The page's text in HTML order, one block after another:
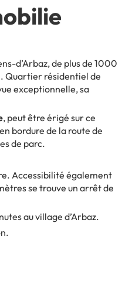
d’Arbaz, de plus de 1000
Quartier résidentiel de
exceptionnelle, sa
, peut être érigé sur ce
bordure de la route de
de parc.
Accessibilité également
se trouve un arrêt de
au village d’Arbaz.